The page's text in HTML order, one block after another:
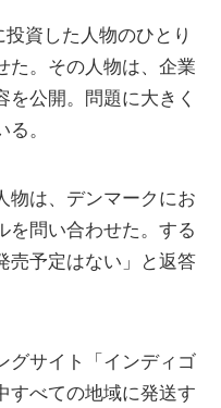
資した人物のひとり
た。その人物は、企業
公開。問題に大きく
。
は、デンマークにお
を問い合わせた。する
売予定はない」と返答
サイト「インディゴ
すべての地域に発送す